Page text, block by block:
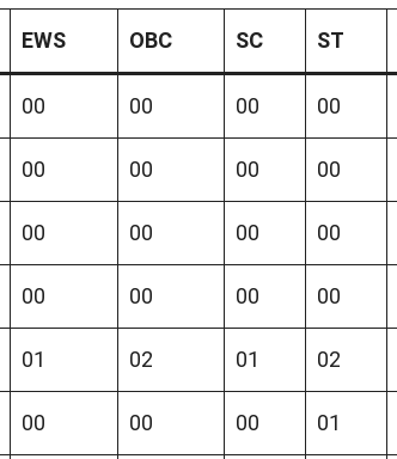
EWS OBC SC ST
00 00 00 00
00 00 00 00
00 00 00 00
00 00 00 00
01 02 01 02
00 00 00 01